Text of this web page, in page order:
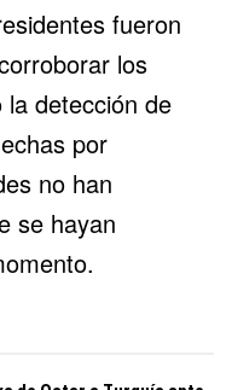
fueron
los
detección de
por
no han
se hayan